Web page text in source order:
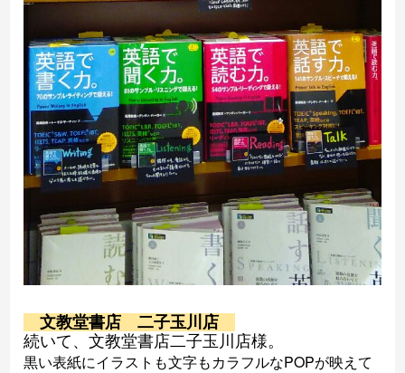
文教堂書店 二子玉川店
続いて、文教堂書店二子玉川店様。
黒い表紙にイラストも文字もカラフルなPOPが映えて